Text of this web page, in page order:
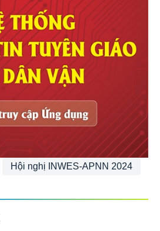
Hội nghị INWES-APNN 2024